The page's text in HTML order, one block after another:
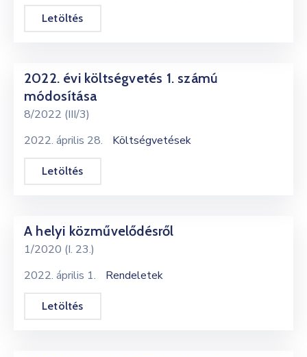
Letöltés
2022. évi költségvetés 1. számú
módosítása
8/2022 (III/3)
2022. április 28.
Költségvetések
Letöltés
A helyi közművelődésről
1/2020 (I. 23.)
2022. április 1.
Rendeletek
Letöltés